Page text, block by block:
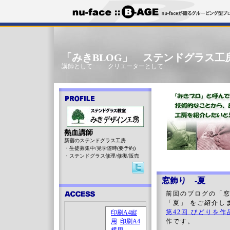
「みきBLOG」 ステンドグラス工
講師として･･･ クリエーターとして･･･
窓飾り -夏
前回のブログの「
「夏」 をご紹介し
第42回 びどりを作
作です。
熱血講師
新宿のステンドグラス工房
・生徒募集中/見学随時(要予約)
・ステンドグラス修理/修復/販売